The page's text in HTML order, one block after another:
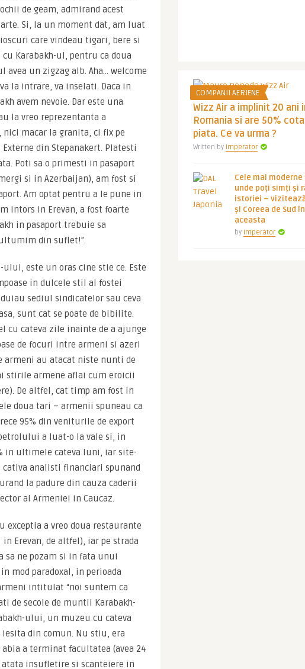
de geam, admirand acest
Si, la un moment dat, am luat
care vindeau tigari, bere si
Karabakh-ul, pentru ca doua
un zigzag alb. Aha… welcome
la intrare, va inselati. Daca in
avem nevoie. Dar este una
la vreo reprezentanta a
macar la granita, ci fix pe
din Stepanakert. Platesti
Poti sa o primesti in pasaport
si in Azerbaijan), am fost si
Am optat pentru a le pune in
intors in Erevan, a fost foarte
in pasaport trebuie sa
din suflet!”.
este un oras cine stie ce. Este
in dulcele stil al fostei
sediul sindicatelor sau ceva
sunt cat se poate de bibilite.
cu cateva zile inainte de a ajunge
de focuri intre armeni si azeri
armeni au atacat niste nunti de
stirile armene aflai cum eroicii
De altfel, cat timp am fost in
doua tari – armenii spuneau ca
95% din veniturile de export
a luat-o la vale si, in
in ultimele cateva luni, iar site-
analisti financiari spunand
la padure din cauza caderii
al Armeniei in Caucaz.
exceptia a vreo doua restaurante
Erevan, de altfel), iar pe strada
sa ne pozam si in fata unui
mod paradoxal, in perioada
intitulat “noi suntem ca
de secole de muntii Karabakh-
ului, un muzeu cu cateva
iesita din comun. Nu stiu, era
a terminat facultatea (avea 24
atata insufletire si scanteiere in
COMPANII AERIENE
Wizz Air a implinit 20 ani
Romania si are 50%
piata. Ce va urma ?
Written by Imperator
Cele mai
unde poți simți și
istoriei –
și Coreea de Sud
aceasta
by Imperator